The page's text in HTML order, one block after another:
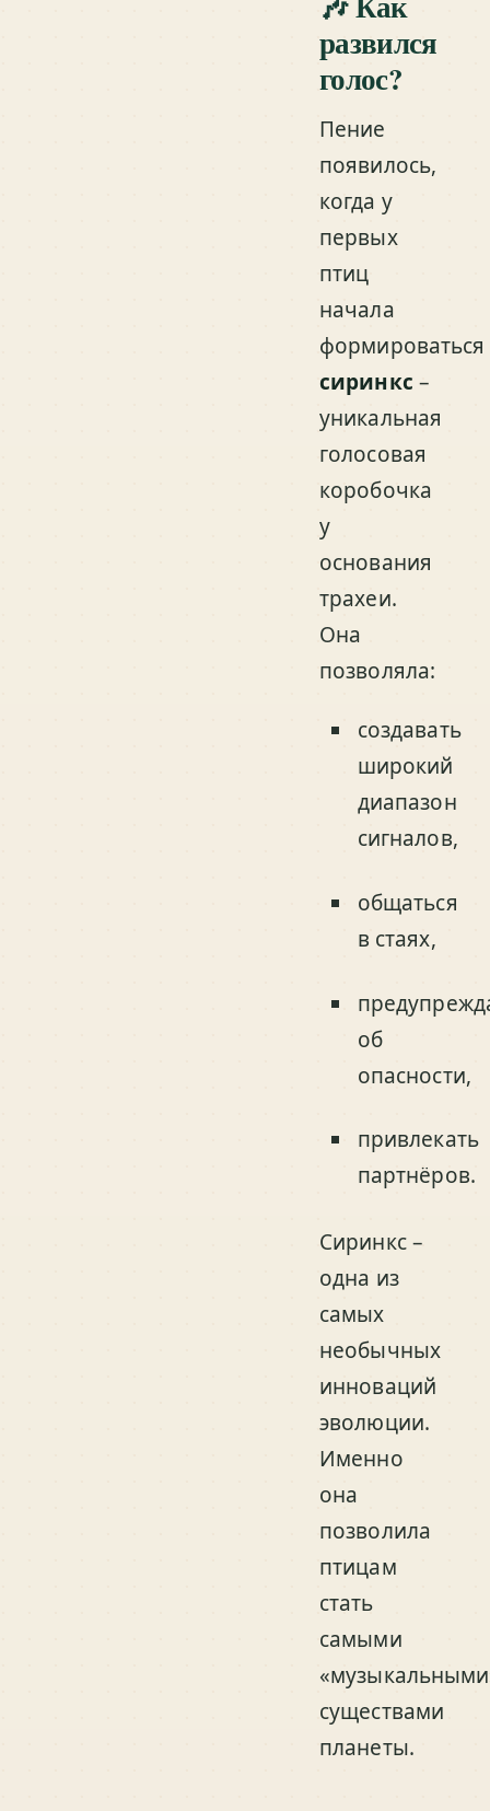
развился
голос?
Пение
появилось,
когда у
первых
птиц
начала
формироваться
сиринкс –
уникальная
голосовая
коробочка
у
основания
трахеи.
Она
позволяла:
создавать
широкий
диапазон
сигналов,
общаться
в стаях,
об
опасности,
привлекать
партнёров.
Сиринкс –
одна из
самых
необычных
инноваций
эволюции.
Именно
она
позволила
птицам
стать
самыми
существами
планеты.